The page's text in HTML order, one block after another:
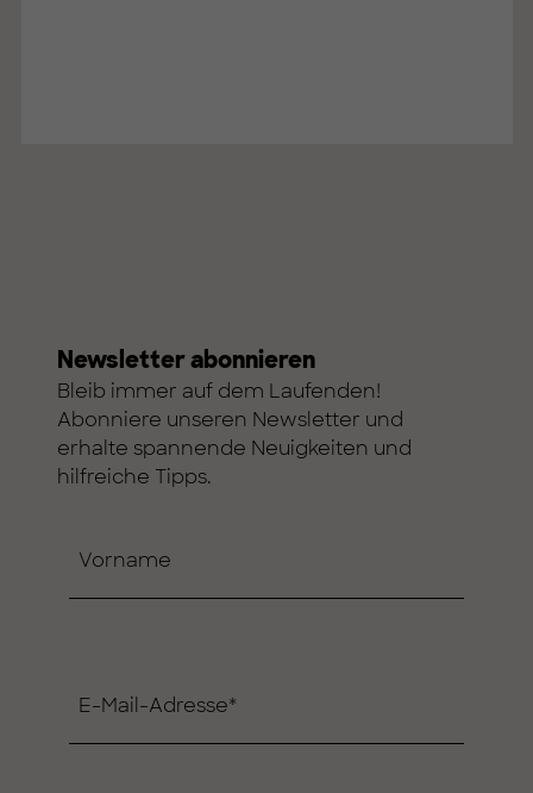
Newsletter abonnieren
Bleib immer auf dem Laufenden!
Abonniere unseren Newsletter und
erhalte spannende Neuigkeiten und
hilfreiche Tipps.
Vorname
E-Mail-Adresse*